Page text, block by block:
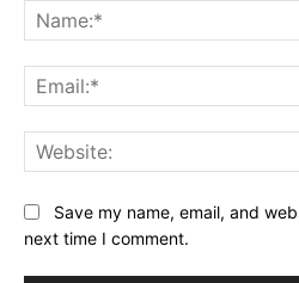
Save my name, email, and
next time I comment.